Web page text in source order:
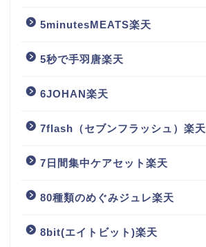
5minutesMEATS楽天
5秒で手羽唐楽天
6JOHAN楽天
7flash（セブンフラッシュ）楽天
7日間集中ケアセット楽天
80種類のめぐみジュレ楽天
8bit(エイトビット)楽天